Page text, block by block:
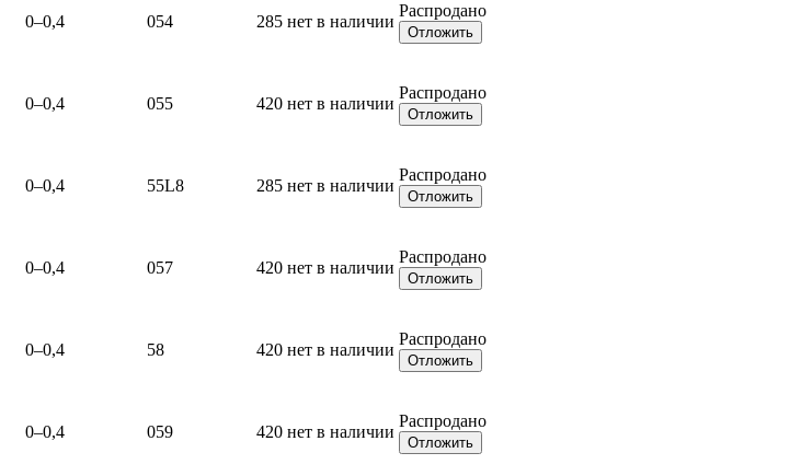
0–0,4 054 285 нет в наличии
Распродано
Отложить
0–0,4 055 420 нет в наличии
Распродано
Отложить
0–0,4 55L8 285 нет в наличии
Распродано
Отложить
0–0,4 057 420 нет в наличии
Распродано
Отложить
0–0,4 58 420 нет в наличии
Распродано
Отложить
0–0,4 059 420 нет в наличии
Распродано
Отложить